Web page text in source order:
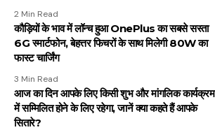
2 Min Read
कौड़ियों के भाव में लॉन्च हुआ OnePlus का सबसे सस्ता
6G स्मार्टफोन, बेहत्तर फिचरों के साथ मिलेगी 80W का
फास्ट चार्जिंग
3 Min Read
आज का दिन आपके लिए किसी शुभ और मांगलिक कार्यक्रम
में सम्मिलित होने के लिए रहेगा, जानें क्या कहते हैं आपके
सितारे?